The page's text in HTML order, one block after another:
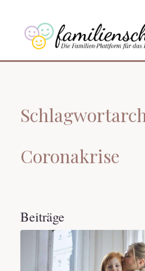
Coronakrise
Beiträge